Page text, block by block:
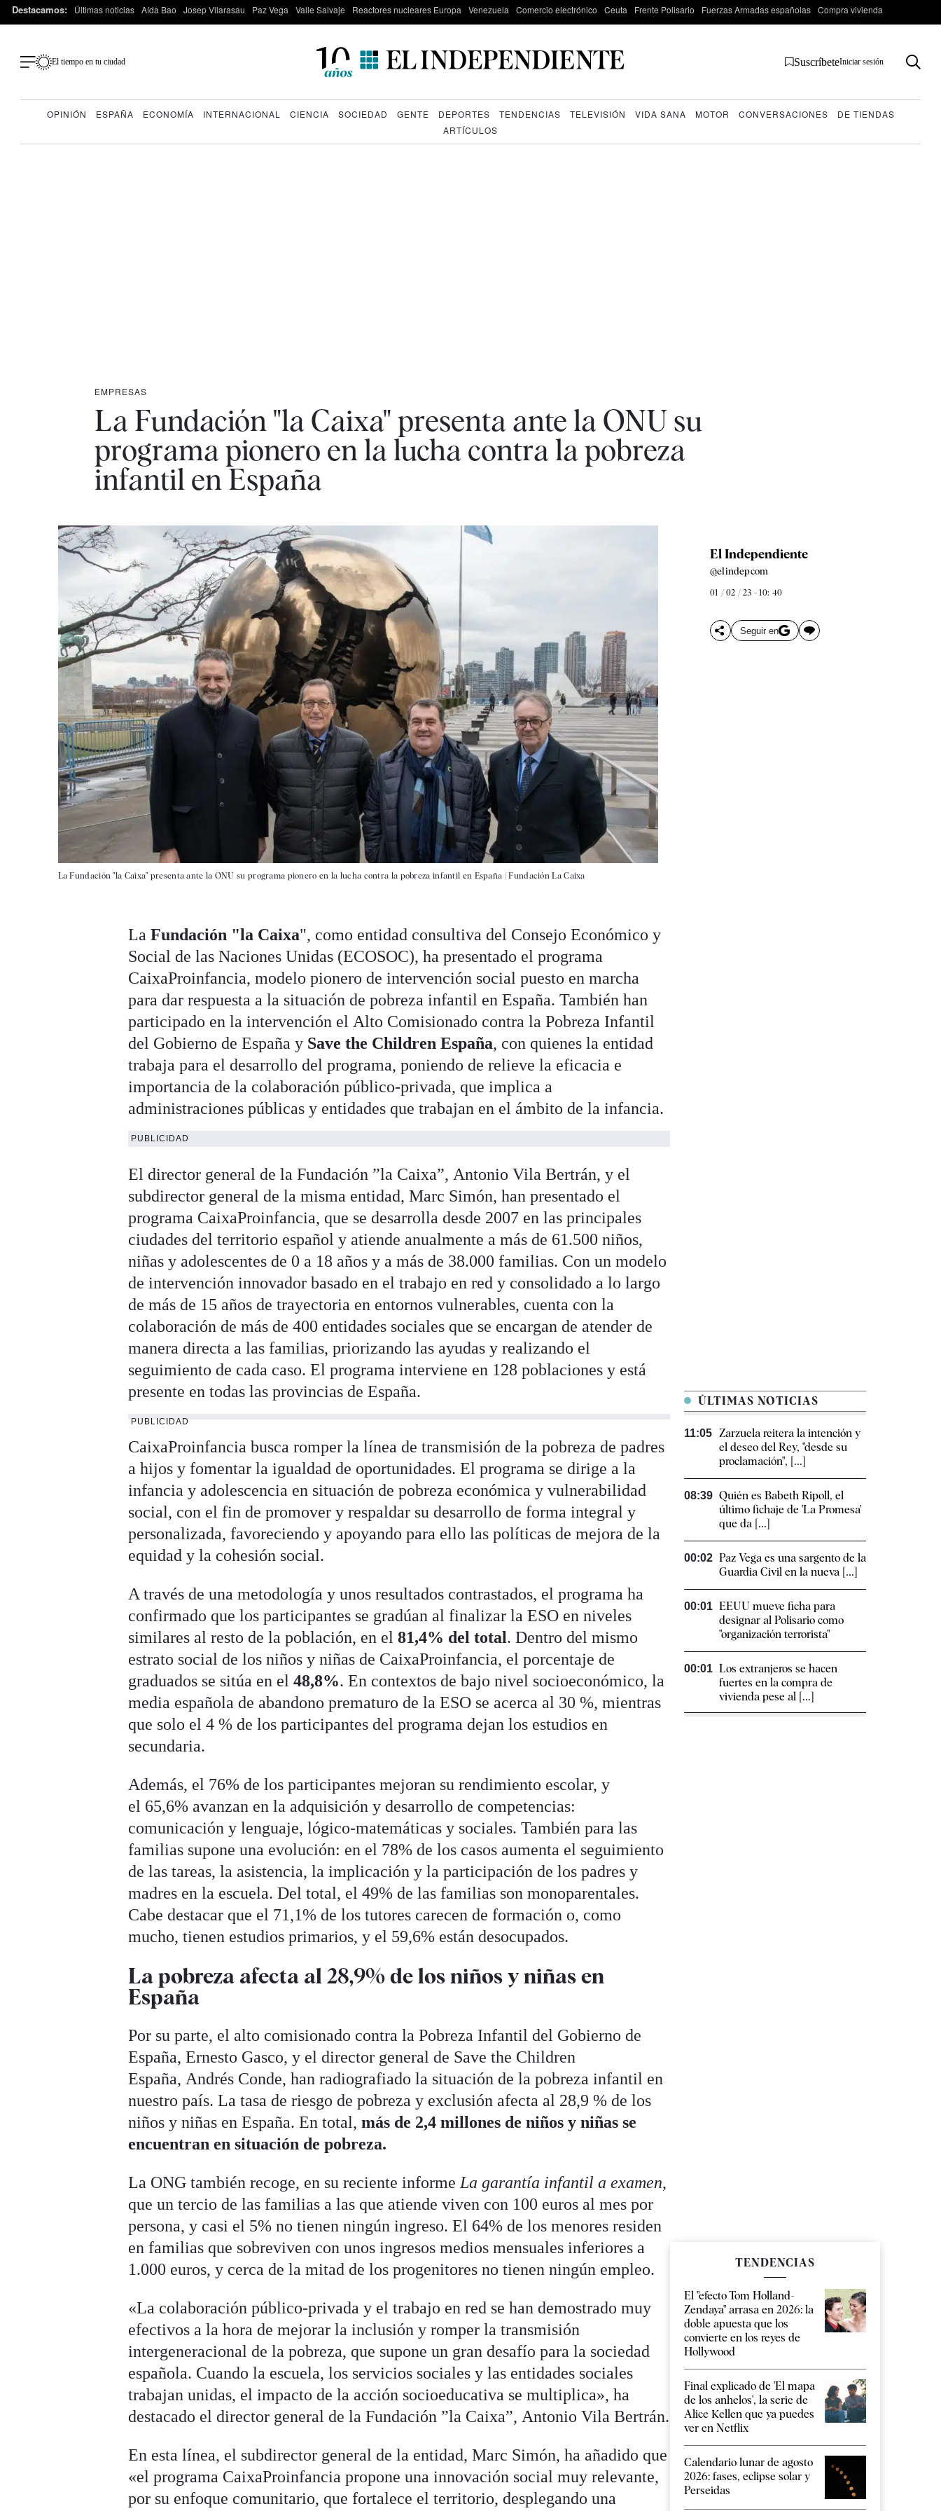
Destacamos: Últimas noticias Aída Bao Josep Vilarasau Paz Vega Valle Salvaje Reactores nucleares Europa Venezuela Comercio electrónico Ceuta Frente Polisario Fuerzas Armadas españolas Compra vivienda
El tiempo en tu ciudad SuscríbeteIniciar sesión
OPINIÓN ESPAÑA ECONOMÍA INTERNACIONAL CIENCIA SOCIEDAD GENTE DEPORTES TENDENCIAS TELEVISIÓN VIDA SANA MOTOR CONVERSACIONES
DE TIENDAS
ARTÍCULOS
EMPRESAS
La Fundación "la Caixa" presenta ante la ONU su
programa pionero en la lucha contra la pobreza
infantil en España
La Fundación "la Caixa" presenta ante la ONU su programa pionero en la lucha contra la pobreza infantil en España |Fundación La Caixa
El Independiente
@elindepcom
01 / 02 / 23 - 10: 40
Seguir en
LaFundación "la Caixa", como entidad consultiva del Consejo Económico y
Social de las Naciones Unidas (ECOSOC), ha presentado el programa
CaixaProinfancia, modelo pionero de intervención social puesto en marcha
para dar respuesta a la situación de pobreza infantil en España. También han
participado en la intervención el Alto Comisionado contra la Pobreza Infantil
del Gobierno de España y Save the Children España, con quienes la entidad
trabaja para el desarrollo del programa, poniendo de relieve la eficacia e
importancia de la colaboración público-privada, que implica a
administraciones públicas y entidades que trabajan en el ámbito de la infancia.
PUBLICIDAD
El director general de la Fundación ”la Caixa”, Antonio Vila Bertrán, y el
subdirector general de la misma entidad, Marc Simón, han presentado el
programa CaixaProinfancia, que se desarrolla desde 2007 en las principales
ciudades del territorio español y atiende anualmente a más de 61.500 niños,
niñas y adolescentes de 0 a 18 años y a más de 38.000 familias. Con un modelo
de intervención innovador basado en el trabajo en red y consolidado a lo largo
de más de 15 años de trayectoria en entornos vulnerables, cuenta con la
colaboración de más de 400 entidades sociales que se encargan de atender de
manera directa a las familias, priorizando las ayudas y realizando el
seguimiento de cada caso. El programa interviene en 128 poblaciones y está
presente en todas las provincias de España.
PUBLICIDAD
CaixaProinfancia busca romper la línea de transmisión de la pobreza de padres
a hijos y fomentar la igualdad de oportunidades. El programa se dirige a la
infancia y adolescencia en situación de pobreza económica y vulnerabilidad
social, con el fin de promover y respaldar su desarrollo de forma integral y
personalizada, favoreciendo y apoyando para ello las políticas de mejora de la
equidad y la cohesión social.
A través de una metodología y unos resultados contrastados, el programa ha
confirmado que los participantes se gradúan al finalizar la ESO en niveles
similares al resto de la población, en el81,4% del total . Dentro del mismo
estrato social de los niños y niñas de CaixaProinfancia, el porcentaje de
graduados se sitúa en el48,8%. En contextos de bajo nivel socioeconómico, la
media española de abandono prematuro de la ESO se acerca al 30 %, mientras
que solo el 4 % de los participantes del programa dejan los estudios en
secundaria.
Además, el 76% de los participantes mejoran su rendimiento escolar, y
el 65,6% avanzan en la adquisición y desarrollo de competencias:
comunicación y lenguaje, lógico-matemáticas y sociales. También para las
familias supone una evolución: en el 78% de los casos aumenta el seguimiento
de las tareas, la asistencia, la implicación y la participación de los padres y
madres en la escuela. Del total, el 49% de las familias son monoparentales.
Cabe destacar que el 71,1% de los tutores carecen de formación o, como
mucho, tienen estudios primarios, y el 59,6% están desocupados.
La pobreza afecta al 28,9% de los niños y niñas en
España
Por su parte, el alto comisionado contra la Pobreza Infantil del Gobierno de
España, Ernesto Gasco, y el director general de Save the Children
España, Andrés Conde, han radiografiado la situación de la pobreza infantil en
nuestro país. La tasa de riesgo de pobreza y exclusión afecta al 28,9 % de los
niños y niñas en España. En total,más de 2,4 millones de niños y niñas se
encuentran en situación de pobreza.
La ONG también recoge, en su reciente informe La garantía infantil a examen,
que un tercio de las familias a las que atiende viven con 100 euros al mes por
persona, y casi el 5% no tienen ningún ingreso. El 64% de los menores residen
en familias que sobreviven con unos ingresos medios mensuales inferiores a
1.000 euros, y cerca de la mitad de los progenitores no tienen ningún empleo.
«La colaboración público-privada y el trabajo en red se han demostrado muy
efectivos a la hora de mejorar la inclusión y romper la transmisión
intergeneracional de la pobreza, que supone un gran desafío para la sociedad
española. Cuando la escuela, los servicios sociales y las entidades sociales
trabajan unidas, el impacto de la acción socioeducativa se multiplica», ha
destacado el director general de la Fundación ”la Caixa”, Antonio Vila Bertrán.
En esta línea, el subdirector general de la entidad, Marc Simón, ha añadido que
«el programa CaixaProinfancia propone una innovación social muy relevante,
por su enfoque comunitario, que fortalece el territorio, desplegando una
ÚLTIMAS NOTICIAS
11:05 Zarzuela reitera la intención y
el deseo del Rey, "desde su
proclamación", [...]
08:39 Quién es Babeth Ripoll, el
último fichaje de 'La Promesa'
que da [...]
00:02 Paz Vega es una sargento de la
Guardia Civil en la nueva [...]
00:01 EEUU mueve ficha para
designar al Polisario como
"organización terrorista"
00:01 Los extranjeros se hacen
fuertes en la compra de
vivienda pese al [...]
TENDENCIAS
El "efecto Tom Holland-
Zendaya" arrasa en 2026: la
doble apuesta que los
convierte en los reyes de
Hollywood
Final explicado de 'El mapa
de los anhelos', la serie de
Alice Kellen que ya puedes
ver en Netflix
Calendario lunar de agosto
2026: fases, eclipse solar y
Perseidas